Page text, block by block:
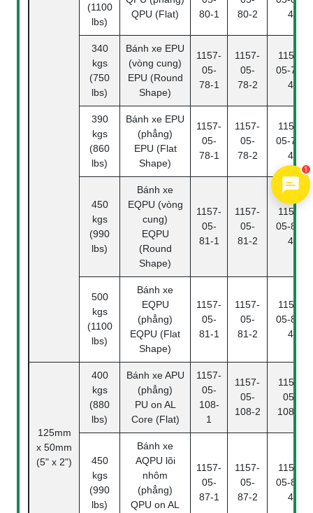
(1100
lbs)
QPU (Flat)
80-1
80-2
4
340
kgs
(750
lbs)
Bánh xe EPU
(vòng cung)
EPU (Round
Shape)
1157-
05-
78-1
1157-
05-
78-2
1157-
05-78-
4
390
kgs
(860
lbs)
Bánh xe EPU
(phẳng)
EPU (Flat
Shape)
1157-
05-
78-1
1157-
05-
78-2
1157-
05-78-
4
450
kgs
(990
lbs)
Bánh xe
EQPU (vòng
cung)
EQPU
(Round
Shape)
1157-
05-
81-1
1157-
05-
81-2
1157-
05-81-
4
500
kgs
(1100
lbs)
Bánh xe
EQPU
(phẳng)
EQPU (Flat
Shape)
1157-
05-
81-1
1157-
05-
81-2
1157-
05-81-
4
125mm
x 50mm
(5" x 2")
400
kgs
(880
lbs)
Bánh xe APU
(phẳng)
PU on AL
Core (Flat)
1157-
05-
108-
1
1157-
05-
108-2
1157-
05-
108-4
450
kgs
(990
lbs)
Bánh xe
AQPU lõi
nhôm
(phẳng)
QPU on AL
1157-
05-
87-1
1157-
05-
87-2
1157-
05-87-
4